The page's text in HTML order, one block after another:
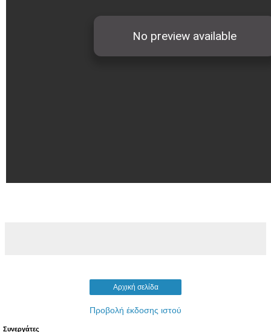
Αρχική σελίδα
Προβολή έκδοσης ιστού
Συνεργάτες